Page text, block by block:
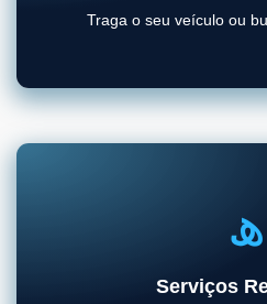
Traga o seu veículo ou
Serviços